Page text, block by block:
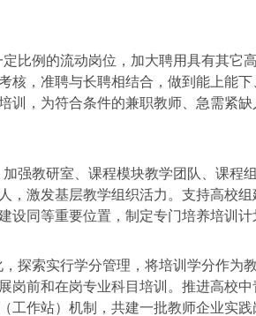
例的流动岗位，加大聘用具有其它
核，准聘与长聘相结合，做到能上能
训，为符合条件的兼职教师、急需紧
教研室、课程模块教学团队、课程
，激发基层教学组织活力。支持高校
同等重要位置，制定专门培养培训计
索实行学分管理，将培训学分作为
岗前和在岗专业科目培训。推进高校
工作站）机制，共建一批教师企业实